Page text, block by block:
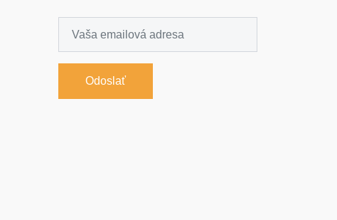
Odoslať